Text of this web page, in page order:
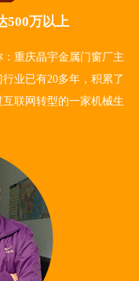
500万以上
重庆晶宇金属门窗厂主
业已有20多年，积累了
联网转型的一家机械生